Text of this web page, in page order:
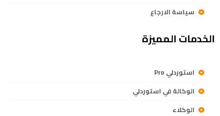
سياسة الارجاع
الخدمات المميزة
استوردلي Pro
الوكالة في استوردلي
الوكلاء